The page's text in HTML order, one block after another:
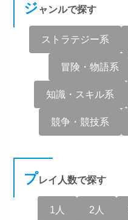
ジャンルで探す
ストラテジー系
冒険・物語系
知識・スキル系
競争・競技系
プレイ人数で探す
1人 2人